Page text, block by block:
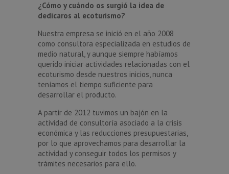
¿Cómo y cuándo os surgió la idea de
dedicaros al ecoturismo?
Nuestra empresa se inició en el año 2008
como consultora especializada en estudios de
medio natural, y aunque siempre habíamos
querido iniciar actividades relacionadas con el
ecoturismo desde nuestros inicios, nunca
teníamos el tiempo suficiente para
desarrollar el producto.
A partir de 2012 tuvimos un bajón en la
actividad de consultoría asociado a la crisis
económica y las reducciones presupuestarias,
por lo que aprovechamos para desarrollar la
actividad y conseguir todos los permisos y
trámites necesarios para ello.